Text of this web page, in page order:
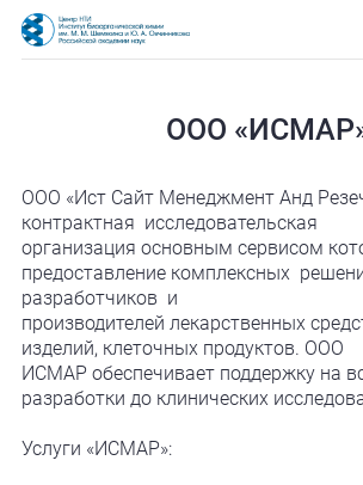
ООО
ООО «Ист Сайт Менеджмент Анд
контрактная исследовательская
организация основным сервисом
предоставление комплексных
разработчиков и
производителей лекарственных
изделий, клеточных продуктов. ООО
ИСМАР обеспечивает поддержку на
разработки до клинических
Услуги «ИСМАР»: